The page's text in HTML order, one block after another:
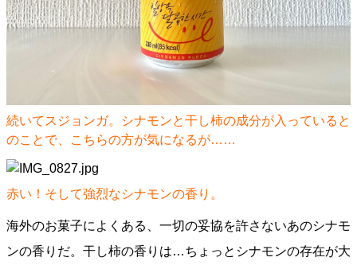
続いてスジョンガ。シナモンと干し柿の成分が入っていると
のことで、こちらの方が気になるが……
赤い！そして強烈なシナモンの香り。
海外のお菓子によくある、一切の妥協を許さないあのシナモ
ンの香りだ。干し柿の香りは…ちょっとシナモンの存在が大